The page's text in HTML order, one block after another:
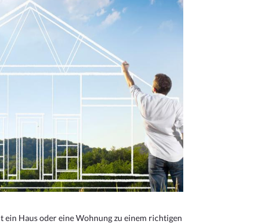
ein Haus oder eine Wohnung zu einem richtigen